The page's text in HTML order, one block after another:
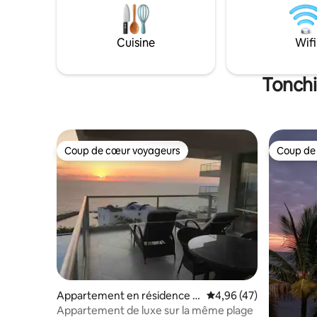
fermée exclusive de Casablanca qui
comprend des restaurants, un
supermarché et la plage de Same à
seulement 5 minutes de marche.
cuisine
d'une
eau
belle
Cuisine Wifi
Coup de cœur voyageurs
Coup de cœur voyageurs
Appartement en résidence ⋅
Same
Évaluation moyenne
4,96 (47)
Appartement de luxe sur la même plage
Coup
Coup